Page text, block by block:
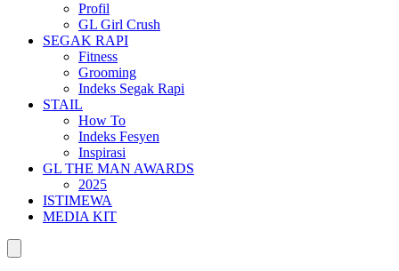
Profil
GL Girl Crush
SEGAK RAPI
Fitness
Grooming
Indeks Segak Rapi
STAIL
How To
Indeks Fesyen
Inspirasi
GL THE MAN AWARDS
2025
ISTIMEWA
MEDIA KIT